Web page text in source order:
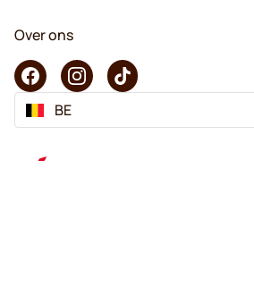
Over ons
BE